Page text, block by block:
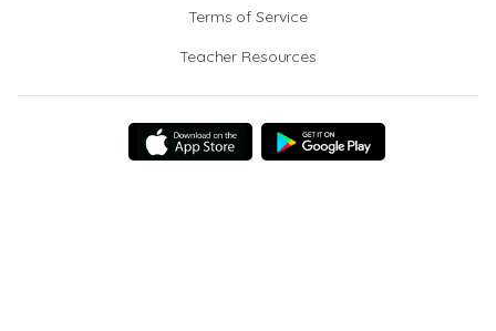
Terms of Service
Teacher Resources